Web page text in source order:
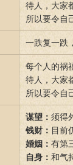
待人，大家
所以要令自
一跌复一跌
每个人的祸
待人，大家
所以要令自
谋望： 须得
钱财： 目前
婚姻： 有第
自身： 和气